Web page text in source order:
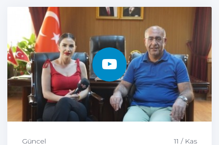
Güncel 11 / Kas